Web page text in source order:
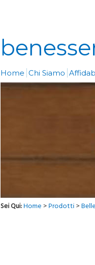
Home Chi Siamo
Sei Qui:Home >Prodotti>